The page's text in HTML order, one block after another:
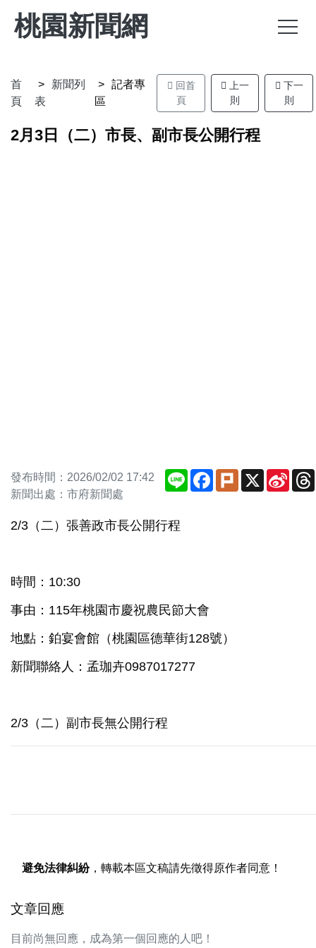
桃園新聞網
首
頁
新聞列
表
記者專
區
回首
頁
上一
則
下一
則
2月3日（二）市長、副市長公開行程
發布時間：2026/02/02 17:42
新聞出處：市府新聞處
Line Facebook
Plurk X
Sina
2/3（二）張善政市長公開行程
時間：10:30
事由：115年桃園市慶祝農民節大會
地點：鉑宴會館（桃園區德華街128號）
新聞聯絡人：孟珈卉0987017277
2/3（二）副市長無公開行程
避免法律糾紛，轉載本區文稿請先徵得原作者同意！
文章回應
目前尚無回應，成為第一個回應的人吧！